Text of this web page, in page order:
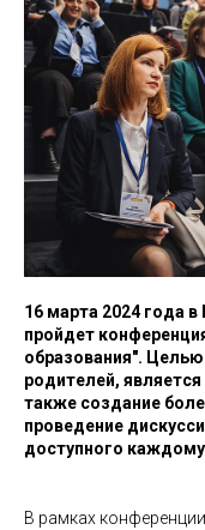
16 марта 2024 года
пройдет
образования".
родителей,
также создание
проведение
доступного
В рамках